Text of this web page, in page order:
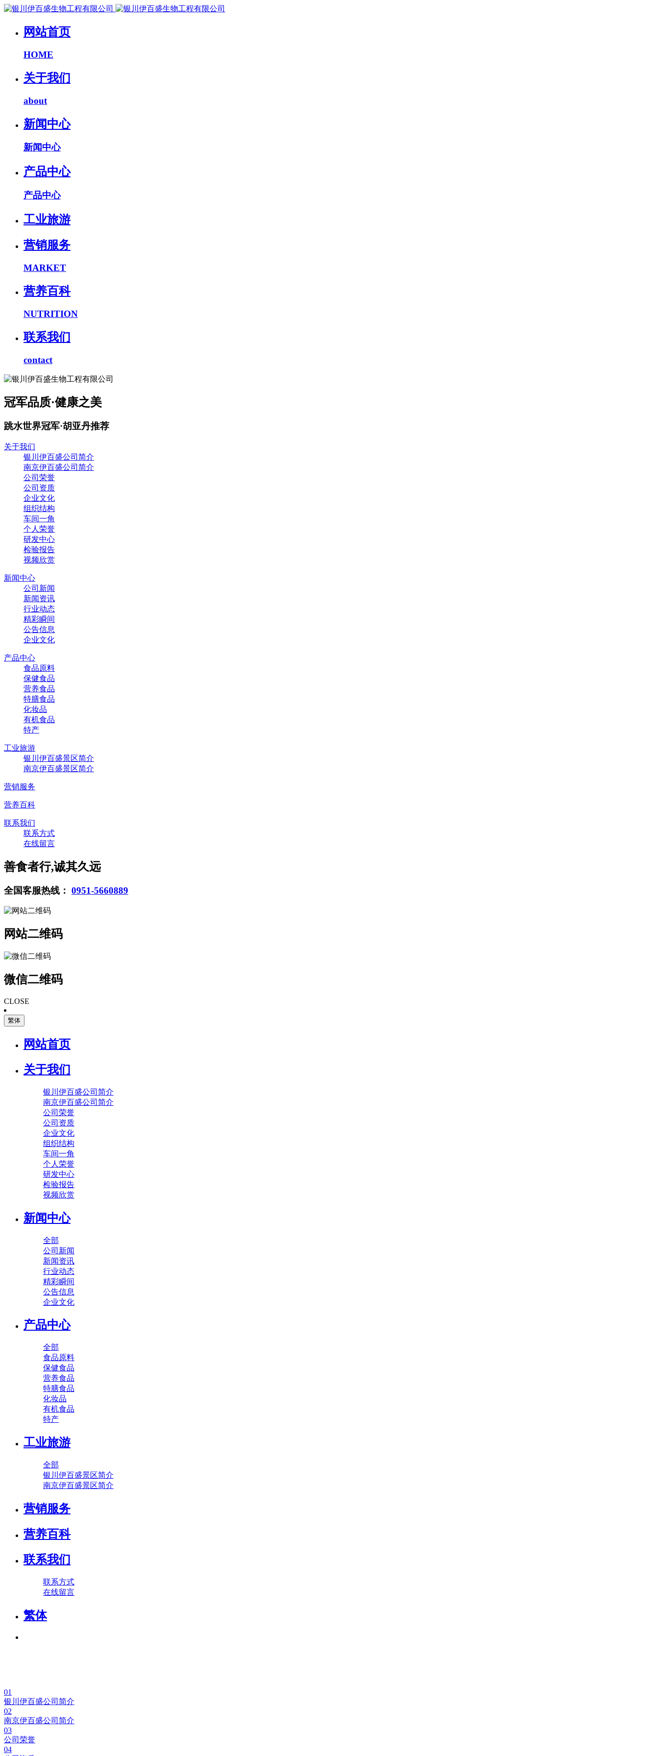
网站首页
HOME
关于我们
about
新闻中心
新闻中心
产品中心
产品中心
工业旅游
营销服务
MARKET
营养百科
NUTRITION
联系我们
contact
冠军品质·健康之美
跳水世界冠军·胡亚丹推荐
关于我们
银川伊百盛公司简介
南京伊百盛公司简介
公司荣誉
公司资质
企业文化
组织结构
车间一角
个人荣誉
研发中心
检验报告
视频欣赏
新闻中心
公司新闻
新闻资讯
行业动态
精彩瞬间
公告信息
企业文化
产品中心
食品原料
保健食品
营养食品
特膳食品
化妆品
有机食品
特产
工业旅游
银川伊百盛景区简介
南京伊百盛景区简介
营销服务
营养百科
联系我们
联系方式
在线留言
善食者行,诚其久远
全国客服热线： 0951-5660889
网站二维码
微信二维码
CLOSE
繁体
网站首页
关于我们
银川伊百盛公司简介
南京伊百盛公司简介
公司荣誉
公司资质
企业文化
组织结构
车间一角
个人荣誉
研发中心
检验报告
视频欣赏
新闻中心
全部
公司新闻
新闻资讯
行业动态
精彩瞬间
公告信息
企业文化
产品中心
全部
食品原料
保健食品
营养食品
特膳食品
化妆品
有机食品
特产
工业旅游
全部
银川伊百盛景区简介
南京伊百盛景区简介
营销服务
营养百科
联系我们
联系方式
在线留言
繁体
01
银川伊百盛公司简介
02
南京伊百盛公司简介
03
公司荣誉
04